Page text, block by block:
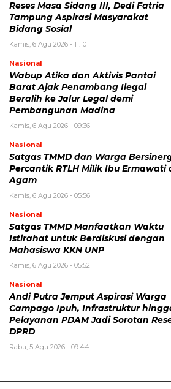
Reses Masa Sidang III, Dedi Fatria
Tampung Aspirasi Masyarakat
Bidang Sosial
Kamis, 6 Agu 2026 - 11:10
Nasional
Wabup Atika dan Aktivis Pantai
Barat Ajak Penambang Ilegal
Beralih ke Jalur Legal demi
Pembangunan Madina
Kamis, 6 Agu 2026 - 09:36
Nasional
Satgas TMMD dan Warga
Percantik RTLH Milik Ibu Ermawati
Agam
Kamis, 6 Agu 2026 - 05:56
Nasional
Satgas TMMD Manfaatkan Waktu
Istirahat untuk Berdiskusi dengan
Mahasiswa KKN UNP
Kamis, 6 Agu 2026 - 05:52
Nasional
Andi Putra Jemput Aspirasi Warga
Campago Ipuh, Infrastruktur
Pelayanan PDAM Jadi Sorotan
DPRD
Rabu, 5 Agu 2026 - 09:44